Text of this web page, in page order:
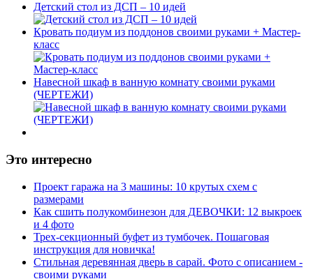
Детский стол из ДСП – 10 идей
Кровать подиум из поддонов своими руками + Мастер-
класс
Навесной шкаф в ванную комнату своими руками
(ЧЕРТЕЖИ)
Это интересно
Проект гаража на 3 машины: 10 крутых схем с
размерами
Как сшить полукомбинезон для ДЕВОЧКИ: 12 выкроек
и 4 фото
Трех-секционный буфет из тумбочек. Пошаговая
инструкция для новичка!
Стильная деревянная дверь в сарай. Фото с описанием -
своими руками